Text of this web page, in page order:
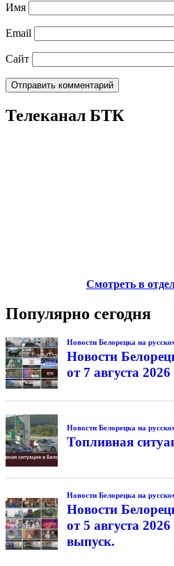
Имя
Email
Сайт
Телеканал БТК
Смотреть в
Популярно сегодня
Новости Белорецка на
Новости
от 7 августа
Новости Белорецка на
Топливная
Новости Белорецка на
Новости
от 5 августа
выпуск.